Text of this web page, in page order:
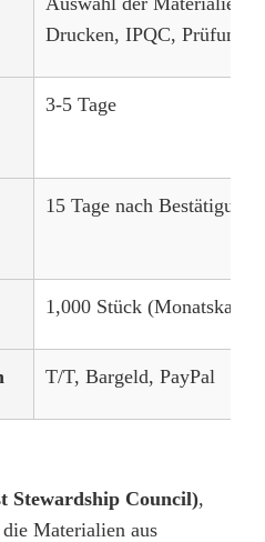
Drucken, IPQC, Prüfung
3-5 Tage
15 Tage nach Bestätigung
1,000 Stück
T/T, Bargeld, PayPal
Stewardship Council),
Materialien aus